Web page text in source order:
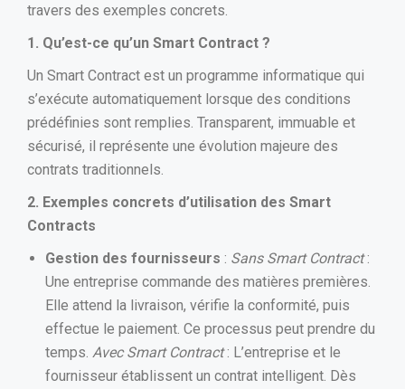
travers des exemples concrets.
1. Qu’est-ce qu’un Smart Contract ?
Un Smart Contract est un programme informatique qui
s’exécute automatiquement lorsque des conditions
prédéfinies sont remplies. Transparent, immuable et
sécurisé, il représente une évolution majeure des
contrats traditionnels.
2. Exemples concrets d’utilisation des Smart
Contracts
Gestion des fournisseurs : Sans Smart Contract:
Une entreprise commande des matières premières.
Elle attend la livraison, vérifie la conformité, puis
effectue le paiement. Ce processus peut prendre du
temps. Avec Smart Contract: L’entreprise et le
fournisseur établissent un contrat intelligent. Dès